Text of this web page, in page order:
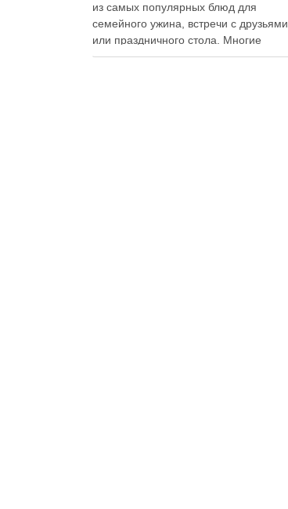
из самых популярных блюд для
семейного ужина, встречи с друзьями
или праздничного стола. Многие
считают, что приготовление японских